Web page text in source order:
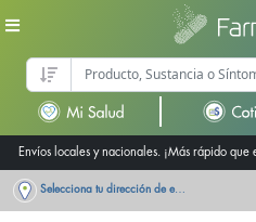
Envíos locales y nacionales. ¡Más rápido
Selecciona tu dirección de entrega